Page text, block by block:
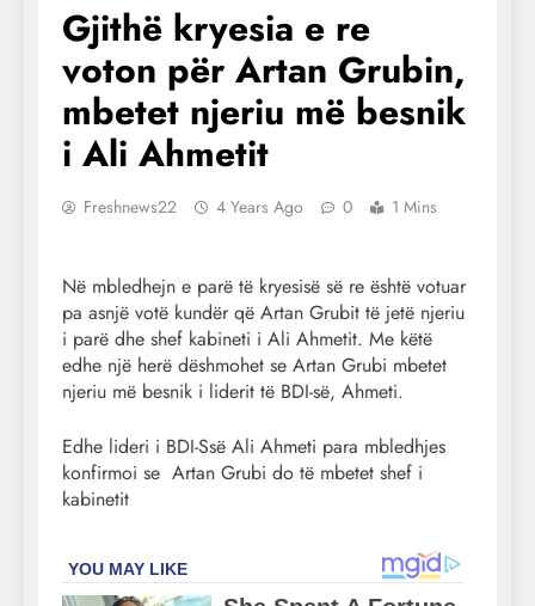
Gjithë kryesia e re
voton për Artan Grubin,
mbetet njeriu më besnik
i Ali Ahmetit
Freshnews22 4 Years Ago 0 1 Mins
Në mbledhejn e parë të kryesisë së re është votuar
pa asnjë votë kundër që Artan Grubit të jetë njeriu
i parë dhe shef kabineti i Ali Ahmetit. Me këtë
edhe një herë dëshmohet se Artan Grubi mbetet
njeriu më besnik i liderit të BDI-së, Ahmeti.
Edhe lideri i BDI-Ssë Ali Ahmeti para mbledhjes
konfirmoi se Artan Grubi do të mbetet shef i
kabinetit